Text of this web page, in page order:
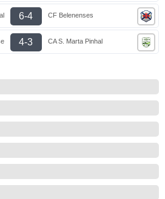
6-4 CF Belenenses
4-3 CA S. Marta Pinhal